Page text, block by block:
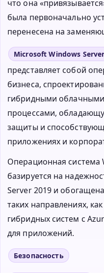
что она
была первоначально
перенесена на
Microsoft Windows
представляет собой
бизнеса,
гибридными
процессами,
защиты и
приложениях и
Операционная система
базируется на
Server 2019 и
таких направлениях,
гибридных систем с
для приложений.
Безопасность